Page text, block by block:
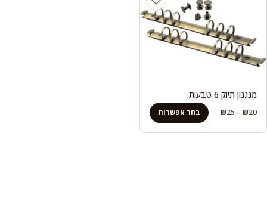
מנגנון תיוק 6 טבעות
₪20
–
₪25
מחירים:
בחר אפשרות